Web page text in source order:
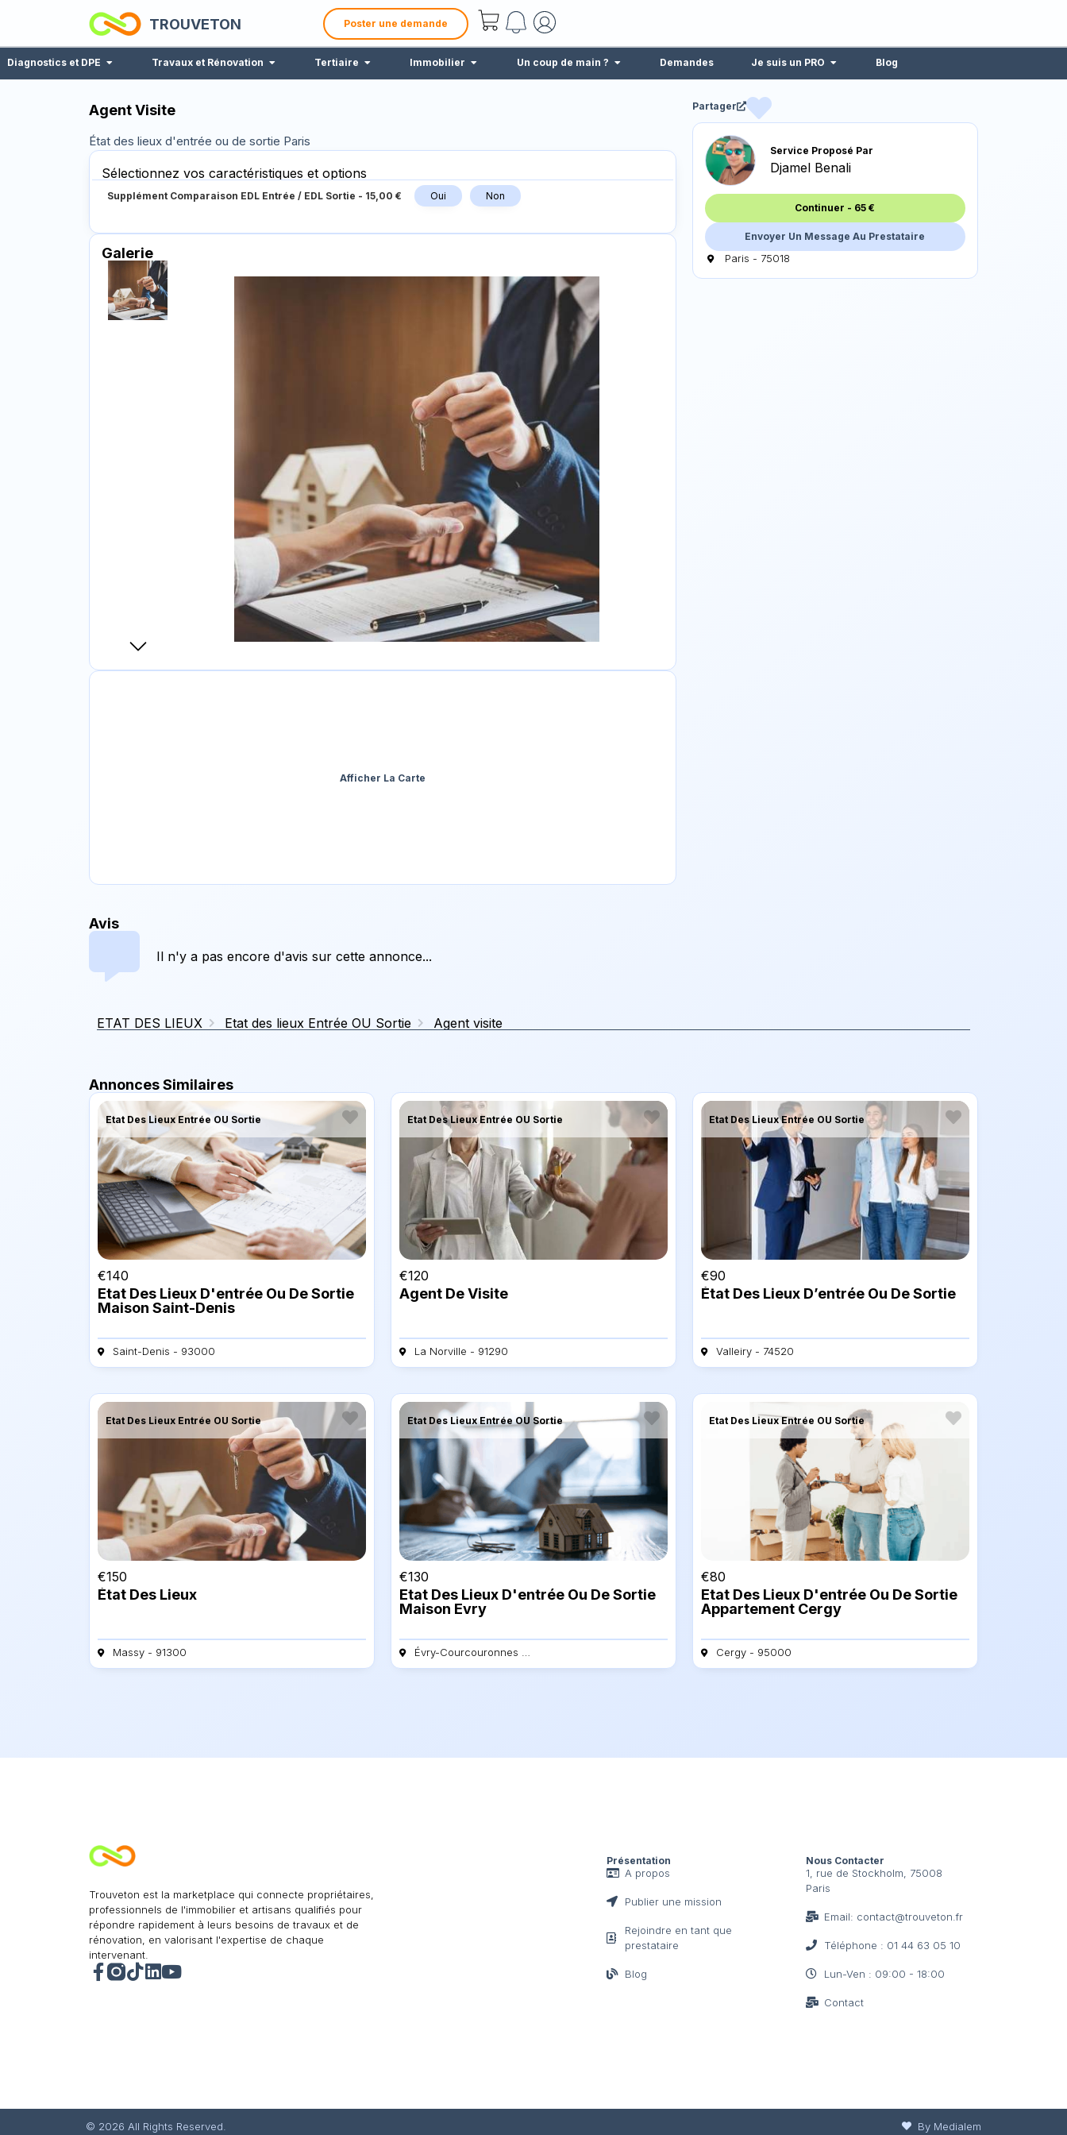
TROUVETON Poster une demande
Diagnostics et DPE Travaux et Rénovation Tertiaire Immobilier Un coup de main ? Demandes Je suis un PRO Blog
Agent Visite
État des lieux d'entrée ou de sortie Paris
Sélectionnez vos caractéristiques et options
Supplément Comparaison EDL Entrée / EDL Sortie - 15,00 € Oui Non
Galerie
Afficher La Carte
Partager
Service Proposé Par
Djamel Benali
Continuer - 65 €
Envoyer Un Message Au Prestataire
Paris - 75018
Avis
Il n'y a pas encore d'avis sur cette annonce...
ETAT DES LIEUX Etat des lieux Entrée OU Sortie Agent visite
Annonces Similaires
Etat Des Lieux Entrée OU Sortie
€140
Etat Des Lieux D'entrée Ou De Sortie
Maison Saint-Denis
Saint-Denis - 93000
Etat Des Lieux Entrée OU Sortie
€120
Agent De Visite
La Norville - 91290
Etat Des Lieux Entrée OU Sortie
€90
État Des Lieux D’entrée Ou De Sortie
Valleiry - 74520
Etat Des Lieux Entrée OU Sortie
€150
État Des Lieux
Massy - 91300
Etat Des Lieux Entrée OU Sortie
€130
Etat Des Lieux D'entrée Ou De Sortie
Maison Evry
Etat Des Lieux Entrée OU Sortie
€80
Etat Des Lieux D'entrée Ou De Sortie
Appartement Cergy
Cergy - 95000
Trouveton est la marketplace qui connecte propriétaires,
professionnels de l'immobilier et artisans qualifiés pour
répondre rapidement à leurs besoins de travaux et de
rénovation, en valorisant l'expertise de chaque
intervenant.
Présentation
A propos
Publier une mission
Rejoindre en tant que
prestataire
Blog
Nous Contacter
1, rue de Stockholm, 75008
Paris
Email: contact@trouveton.fr
Téléphone : 01 44 63 05 10
Lun-Ven : 09:00 - 18:00
Contact
© 2026 All Rights Reserved. By Medialem